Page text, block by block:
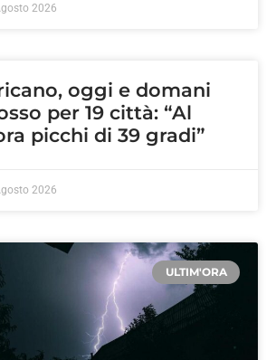
2026
oggi e domani
per 19 città: “Al
picchi di 39 gradi”
2026
ULTIM'ORA